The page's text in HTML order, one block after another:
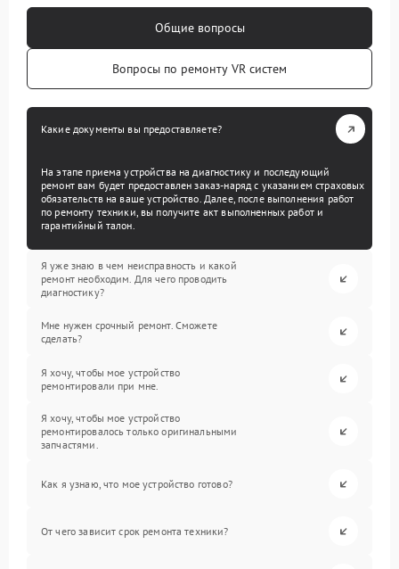
Общие вопросы
Вопросы по ремонту VR систем
Какие документы вы предоставляете?
На этапе приема устройства на диагностику и последующий
ремонт вам будет предоставлен заказ-наряд с указанием страховых
обязательств на ваше устройство. Далее, после выполнения работ
по ремонту техники, вы получите акт выполненных работ и
гарантийный талон.
Я уже знаю в чем неисправность и какой
ремонт необходим. Для чего проводить
диагностику?
Мне нужен срочный ремонт. Сможете
сделать?
Я хочу, чтобы мое устройство
ремонтировали при мне.
Я хочу, чтобы мое устройство
ремонтировалось только оригинальными
запчастями.
Как я узнаю, что мое устройство готово?
От чего зависит срок ремонта техники?